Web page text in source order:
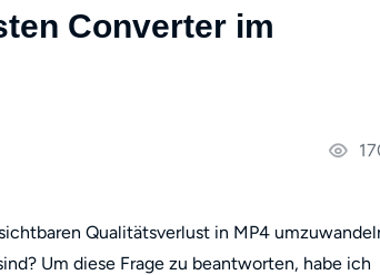
Converter im
Qualitätsverlust in MP4
Um diese Frage zu beantworten, habe ich